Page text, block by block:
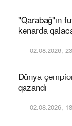
"Qarabağ"ın
kənarda
02.08.2026,
Dünya
qazandı
02.08.2026,